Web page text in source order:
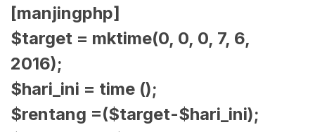
[manjingphp]
$target = mktime(0, 0, 0, 7, 6,
2016);
$hari_ini = time ();
$rentang =($target-$hari_ini);